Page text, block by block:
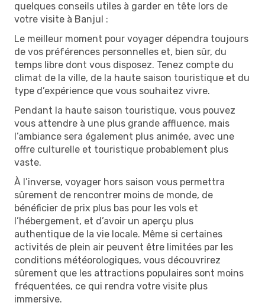
quelques conseils utiles à garder en tête lors de
votre visite à Banjul :
Le meilleur moment pour voyager dépendra toujours
de vos préférences personnelles et, bien sûr, du
temps libre dont vous disposez. Tenez compte du
climat de la ville, de la haute saison touristique et du
type d’expérience que vous souhaitez vivre.
Pendant la haute saison touristique, vous pouvez
vous attendre à une plus grande affluence, mais
l’ambiance sera également plus animée, avec une
offre culturelle et touristique probablement plus
vaste.
À l’inverse, voyager hors saison vous permettra
sûrement de rencontrer moins de monde, de
bénéficier de prix plus bas pour les vols et
l’hébergement, et d’avoir un aperçu plus
authentique de la vie locale. Même si certaines
activités de plein air peuvent être limitées par les
conditions météorologiques, vous découvrirez
sûrement que les attractions populaires sont moins
fréquentées, ce qui rendra votre visite plus
immersive.